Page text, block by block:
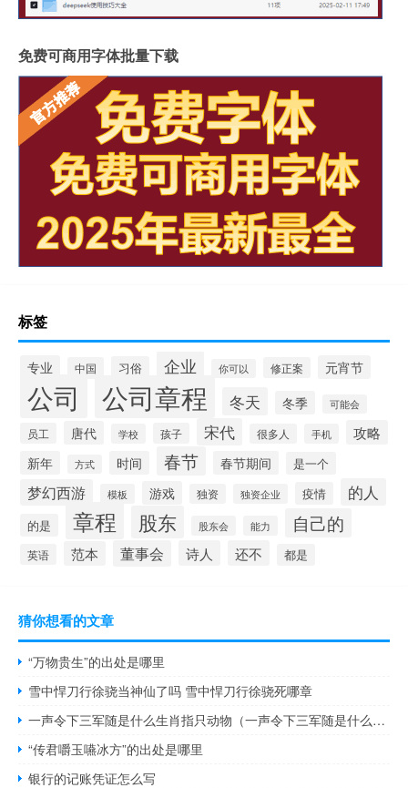
免费可商用字体批量下载
标签
专业 中国 习俗 企业 你可以 修正案 元宵节
公司 公司章程 冬天 冬季 可能会
员工 唐代 学校 孩子 宋代 很多人 手机 攻略
新年 方式 时间 春节 春节期间 是一个
梦幻西游 模板 游戏 独资 独资企业 疫情 的人
的是 章程 股东 股东会 能力 自己的
英语 范本 董事会 诗人 还不 都是
猜你想看的文章
“万物贵生”的出处是哪里
雪中悍刀行徐骁当神仙了吗 雪中悍刀行徐骁死哪章
一声令下三军随是什么生肖指只动物（一声令下三军随是什么生肖）
“传君嚼玉嚥冰方”的出处是哪里
银行的记账凭证怎么写